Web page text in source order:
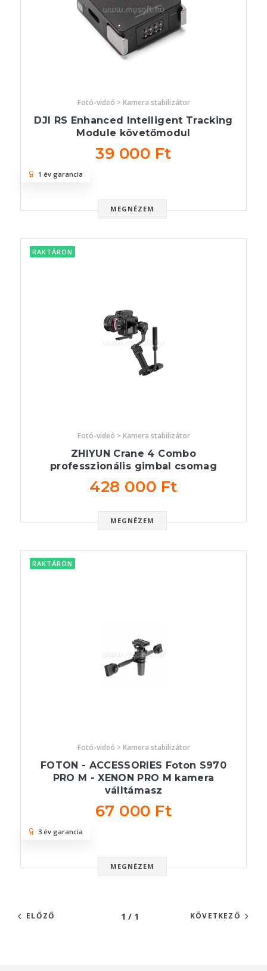
Fotó-videó > Kamera stabilizátor
DJI RS Enhanced Intelligent Tracking
Module követőmodul
39 000 Ft
MEGNÉZEM
1 év garancia
RAKTÁRON
Fotó-videó > Kamera stabilizátor
ZHIYUN Crane 4 Combo
professzionális gimbal csomag
428 000 Ft
MEGNÉZEM
RAKTÁRON
Fotó-videó > Kamera stabilizátor
FOTON - ACCESSORIES Foton S970
PRO M - XENON PRO M kamera
válltámasz
67 000 Ft
MEGNÉZEM
3 év garancia
ELŐZŐ 1 / 1 KÖVETKEZŐ